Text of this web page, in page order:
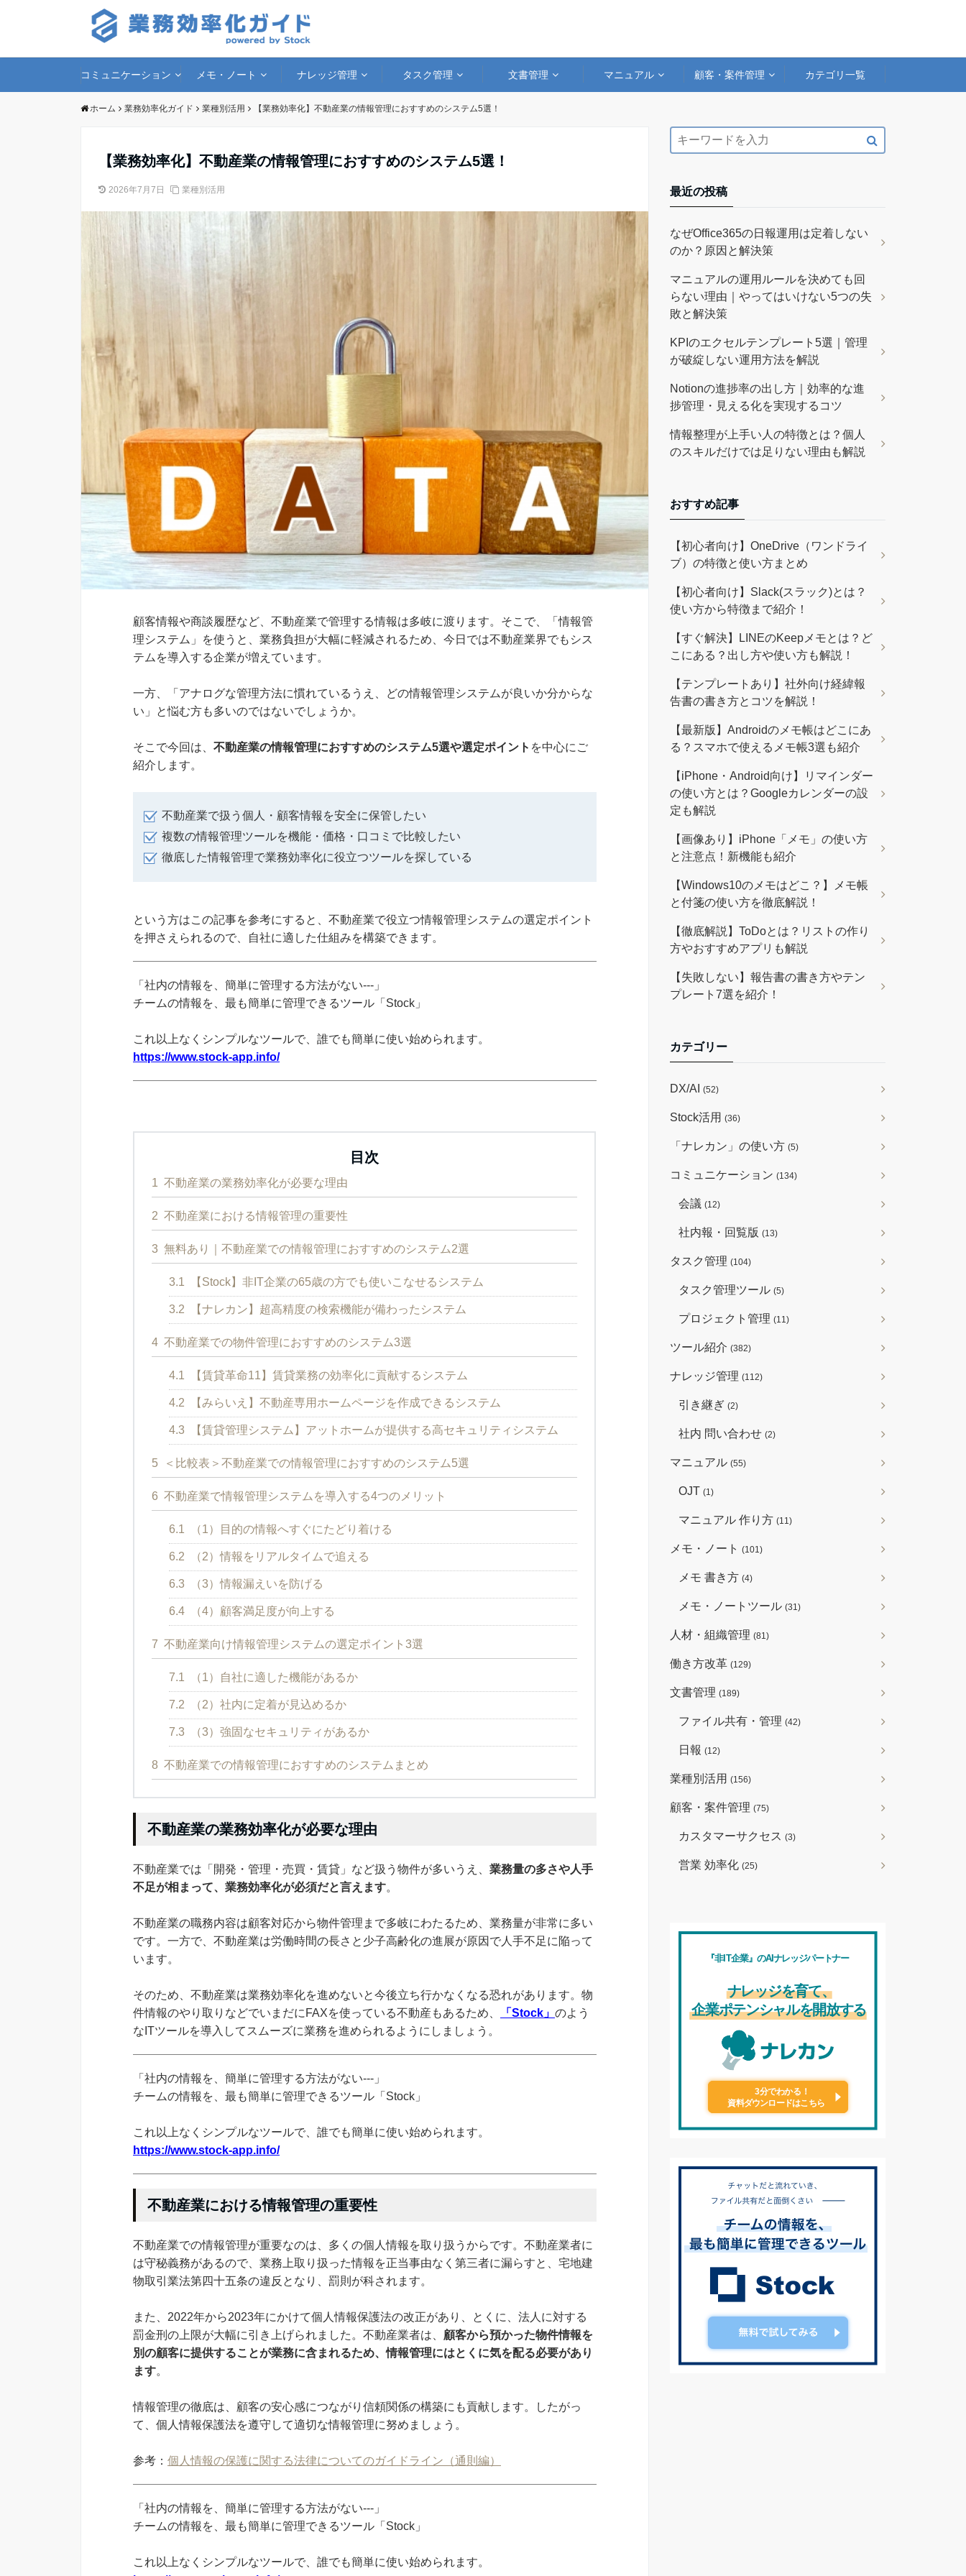
コミュニケーション メモ・ノート ナレッジ管理 タスク管理 文書管理 マニュアル 顧客・案件管理 カテゴリ一覧
ホーム 業務効率化ガイド 業種別活用 【業務効率化】不動産業の情報管理におすすめのシステム5選！
【業務効率化】不動産業の情報管理におすすめのシステム5選！
2026年7月7日 業種別活用
顧客情報や商談履歴など、不動産業で管理する情報は多岐に渡ります。そこで、「情報管
理システム」を使うと、業務負担が大幅に軽減されるため、今日では不動産業界でもシス
テムを導入する企業が増えています。
一方、「アナログな管理方法に慣れているうえ、どの情報管理システムが良いか分からな
い」と悩む方も多いのではないでしょうか。
そこで今回は、 不動産業の情報管理におすすめのシステム5選や選定ポイント を中心にご
紹介します。
不動産業で扱う個人・顧客情報を安全に保管したい
複数の情報管理ツールを機能・価格・口コミで比較したい
徹底した情報管理で業務効率化に役立つツールを探している
という方はこの記事を参考にすると、不動産業で役立つ情報管理システムの選定ポイント
を押さえられるので、自社に適した仕組みを構築できます。
「社内の情報を、簡単に管理する方法がない---」
チームの情報を、最も簡単に管理できるツール「Stock」
これ以上なくシンプルなツールで、誰でも簡単に使い始められます。
https://www.stock-app.info/
目次
1 不動産業の業務効率化が必要な理由
2 不動産業における情報管理の重要性
3 無料あり｜不動産業での情報管理におすすめのシステム2選
3.1 【Stock】非IT企業の65歳の方でも使いこなせるシステム
3.2 【ナレカン】超高精度の検索機能が備わったシステム
4 不動産業での物件管理におすすめのシステム3選
4.1 【賃貸革命11】賃貸業務の効率化に貢献するシステム
4.2 【みらいえ】不動産専用ホームページを作成できるシステム
4.3 【賃貸管理システム】アットホームが提供する高セキュリティシステム
5 ＜比較表＞不動産業での情報管理におすすめのシステム5選
6 不動産業で情報管理システムを導入する4つのメリット
6.1 （1）目的の情報へすぐにたどり着ける
6.2 （2）情報をリアルタイムで追える
6.3 （3）情報漏えいを防げる
6.4 （4）顧客満足度が向上する
7 不動産業向け情報管理システムの選定ポイント3選
7.1 （1）自社に適した機能があるか
7.2 （2）社内に定着が見込めるか
7.3 （3）強固なセキュリティがあるか
8 不動産業での情報管理におすすめのシステムまとめ
不動産業の業務効率化が必要な理由
不動産業では「開発・管理・売買・賃貸」など扱う物件が多いうえ、 業務量の多さや人手
不足が相まって、業務効率化が必須だと言えます。
不動産業の職務内容は顧客対応から物件管理まで多岐にわたるため、業務量が非常に多い
です。一方で、不動産業は労働時間の長さと少子高齢化の進展が原因で人手不足に陥って
います。
そのため、不動産業は業務効率化を進めないと今後立ち行かなくなる恐れがあります。物
件情報のやり取りなどでいまだにFAXを使っている不動産もあるため、
「Stock」 のよう
なITツールを導入してスムーズに業務を進められるようにしましょう。
「社内の情報を、簡単に管理する方法がない---」
チームの情報を、最も簡単に管理できるツール「Stock」
これ以上なくシンプルなツールで、誰でも簡単に使い始められます。
https://www.stock-app.info/
不動産業における情報管理の重要性
不動産業での情報管理が重要なのは、多くの個人情報を取り扱うからです。不動産業者に
は守秘義務があるので、業務上取り扱った情報を正当事由なく第三者に漏らすと、宅地建
物取引業法第四十五条の違反となり、罰則が科されます。
また、2022年から2023年にかけて個人情報保護法の改正があり、とくに、法人に対する
罰金刑の上限が大幅に引き上げられました。不動産業者は、 顧客から預かった物件情報を
別の顧客に提供することが業務に含まれるため、情報管理にはとくに気を配る必要があり
ます。
情報管理の徹底は、顧客の安心感につながり信頼関係の構築にも貢献します。したがっ
て、個人情報保護法を遵守して適切な情報管理に努めましょう。
参考： 個人情報の保護に関する法律についてのガイドライン（通則編）
「社内の情報を、簡単に管理する方法がない---」
チームの情報を、最も簡単に管理できるツール「Stock」
これ以上なくシンプルなツールで、誰でも簡単に使い始められます。
最近の投稿
なぜOffice365の日報運用は定着しない
のか？原因と解決策
マニュアルの運用ルールを決めても回
らない理由｜やってはいけない5つの失
敗と解決策
KPIのエクセルテンプレート5選｜管理
が破綻しない運用方法を解説
Notionの進捗率の出し方｜効率的な進
捗管理・見える化を実現するコツ
情報整理が上手い人の特徴とは？個人
のスキルだけでは足りない理由も解説
おすすめ記事
【初心者向け】OneDrive（ワンドライ
ブ）の特徴と使い方まとめ
【初心者向け】Slack(スラック)とは？
使い方から特徴まで紹介！
【すぐ解決】LINEのKeepメモとは？ど
こにある？出し方や使い方も解説！
【テンプレートあり】社外向け経緯報
告書の書き方とコツを解説！
【最新版】Androidのメモ帳はどこにあ
る？スマホで使えるメモ帳3選も紹介
【iPhone・Android向け】リマインダー
の使い方とは？Googleカレンダーの設
定も解説
【画像あり】iPhone「メモ」の使い方
と注意点！新機能も紹介
【Windows10のメモはどこ？】メモ帳
と付箋の使い方を徹底解説！
【徹底解説】ToDoとは？リストの作り
方やおすすめアプリも解説
【失敗しない】報告書の書き方やテン
プレート7選を紹介！
カテゴリー
DX/AI (52)
Stock活用 (36)
「ナレカン」の使い方 (5)
コミュニケーション (134)
会議 (12)
社内報・回覧版 (13)
タスク管理 (104)
タスク管理ツール (5)
プロジェクト管理 (11)
ツール紹介 (382)
ナレッジ管理 (112)
引き継ぎ (2)
社内 問い合わせ (2)
マニュアル (55)
OJT (1)
マニュアル 作り方 (11)
メモ・ノート (101)
メモ 書き方 (4)
メモ・ノートツール (31)
人材・組織管理 (81)
働き方改革 (129)
文書管理 (189)
ファイル共有・管理 (42)
日報 (12)
業種別活用 (156)
顧客・案件管理 (75)
カスタマーサクセス (3)
営業 効率化 (25)